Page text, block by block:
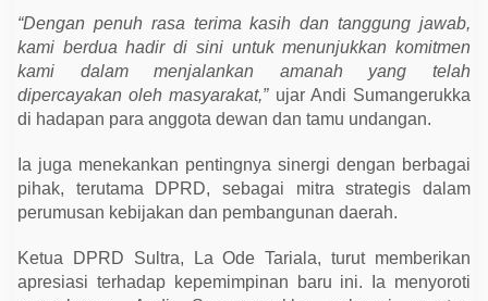
g
a
K
e
p
e
i
m
p
i
n
B
a
“Dengan penuh rasa terima kasih dan tanggung jawab,
kami berdua hadir di sini untuk menunjukkan komitmen
kami dalam menjalankan amanah yang telah
dipercayakan oleh masyarakat,”ujar Andi Sumangerukka
di hadapan para anggota dewan dan tamu undangan.
Ia juga menekankan pentingnya sinergi dengan berbagai
pihak, terutama DPRD, sebagai mitra strategis dalam
perumusan kebijakan dan pembangunan daerah.
Ketua DPRD Sultra, La Ode Tariala, turut memberikan
apresiasi terhadap kepemimpinan baru ini. Ia menyoroti